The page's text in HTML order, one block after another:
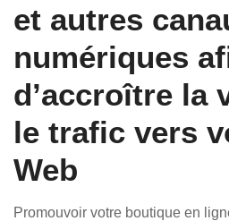
et autres
numériques
d’accroître la
le trafic vers
Web
Promouvoir votre boutique en